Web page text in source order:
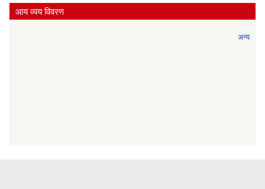
आय व्यय विवरण
अन्य